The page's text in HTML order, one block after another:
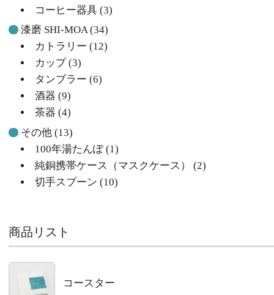
コーヒー器具 (3)
漆磨 SHI-MOA(34)
カトラリー (12)
カップ (3)
タンブラー (6)
酒器 (9)
茶器 (4)
その他 (13)
100年湯たんぽ(1)
純銅携帯ケース（マスクケース）
(2)
切手スプーン (10)
商品リスト
コースター